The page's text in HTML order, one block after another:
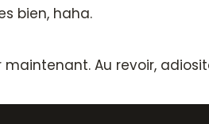
bien, haha.
maintenant. Au revoir,